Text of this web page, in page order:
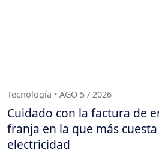
Tecnología • AGO 5 / 2026
Cuidado con la factura de
franja en la que más
electricidad